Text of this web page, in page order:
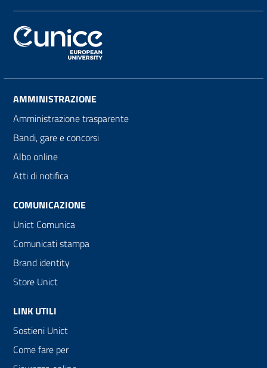
AMMINISTRAZIONE
Amministrazione trasparente
Bandi, gare e concorsi
Albo online
Atti di notifica
COMUNICAZIONE
Unict Comunica
Comunicati stampa
Brand identity
Store Unict
LINK UTILI
Sostieni Unict
Come fare per